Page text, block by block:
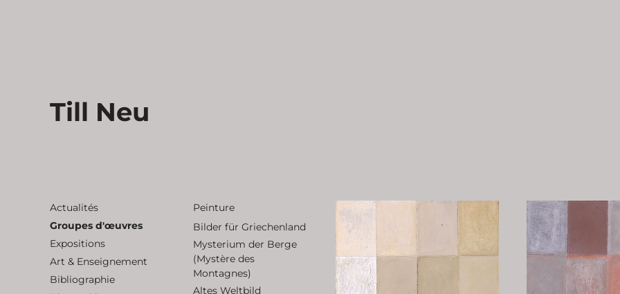
Till Neu
Actualités
Groupes d'œuvres
Expositions
Art & Enseignement
Bibliographie
Peinture
Bilder für Griechenland
Mysterium der Berge
(Mystère des
Montagnes)
Altes Weltbild